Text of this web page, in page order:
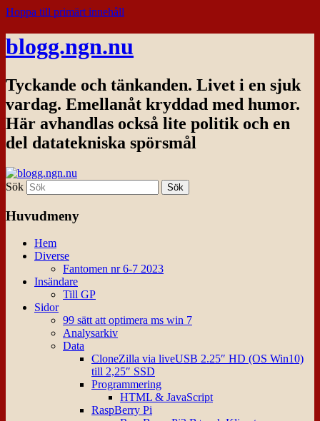
Hoppa till primärt innehåll
blogg.ngn.nu
Tyckande och tänkanden. Livet i en sjuk
vardag. Emellanåt kryddad med humor.
Här avhandlas också lite politik och en
del datatekniska spörsmål
Sök
Huvudmeny
Hem
Diverse
Fantomen nr 6-7 2023
Insändare
Till GP
Sidor
99 sätt att optimera ms win 7
Analysarkiv
Data
CloneZilla via liveUSB 2.25″ HD (OS Win10)
till 2,25″ SSD
Programmering
HTML & JavaScript
RaspBerry Pi